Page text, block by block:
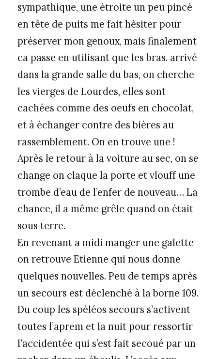
sympathique, une étroite un peu pincé
en tête de puits me fait hésiter pour
préserver mon genoux, mais finalement
ca passe en utilisant que les bras. arrivé
dans la grande salle du bas, on cherche
les vierges de Lourdes, elles sont
cachées comme des oeufs en chocolat,
et à échanger contre des bières au
rassemblement. On en trouve une !
Après le retour à la voiture au sec, on se
change on claque la porte et vlouff une
trombe d’eau de l’enfer de nouveau… La
chance, il a même grêle quand on était
sous terre.
En revenant a midi manger une galette
on retrouve Etienne qui nous donne
quelques nouvelles. Peu de temps après
un secours est déclenché à la borne 109.
Du coup les spéléos secours s’activent
toutes l’aprem et la nuit pour ressortir
l’accidentée qui s’est fait secoué par un